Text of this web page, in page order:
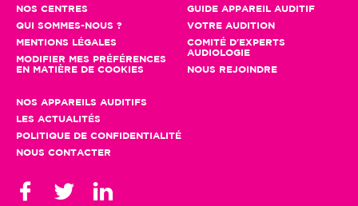
NOS CENTRES
QUI SOMMES-NOUS ?
MENTIONS LÉGALES
MODIFIER MES PRÉFÉRENCES
EN MATIÈRE DE COOKIES
GUIDE APPAREIL AUDITIF
VOTRE AUDITION
COMITÉ D'EXPERTS
AUDIOLOGIE
NOUS REJOINDRE
NOS APPAREILS AUDITIFS
LES ACTUALITÉS
POLITIQUE DE CONFIDENTIALITÉ
NOUS CONTACTER